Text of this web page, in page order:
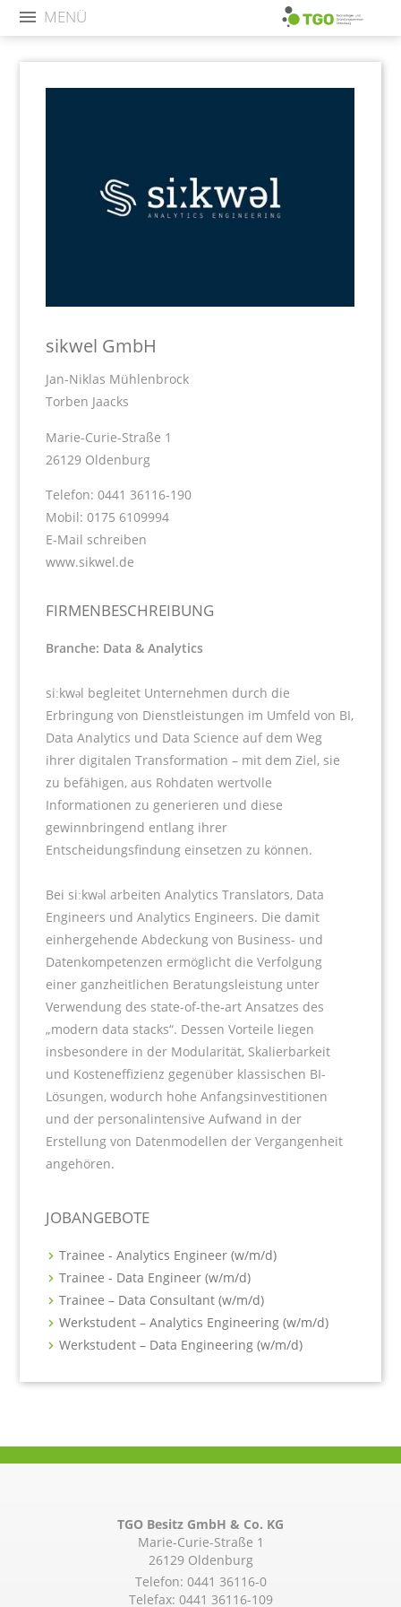
MENÜ
sikwel GmbH
Jan-Niklas Mühlenbrock
Torben Jaacks
Marie-Curie-Straße 1
26129 Oldenburg
Telefon: 0441 36116-190
Mobil: 0175 6109994
E-Mail schreiben
www.sikwel.de
FIRMENBESCHREIBUNG
Branche: Data & Analytics
siːkwəl begleitet Unternehmen durch die
Erbringung von Dienstleistungen im Umfeld von BI,
Data Analytics und Data Science auf dem Weg
ihrer digitalen Transformation – mit dem Ziel, sie
zu befähigen, aus Rohdaten wertvolle
Informationen zu generieren und diese
gewinnbringend entlang ihrer
Entscheidungsfindung einsetzen zu können.
Bei siːkwəl arbeiten Analytics Translators, Data
Engineers und Analytics Engineers. Die damit
einhergehende Abdeckung von Business- und
Datenkompetenzen ermöglicht die Verfolgung
einer ganzheitlichen Beratungsleistung unter
Verwendung des state-of-the-art Ansatzes des
„modern data stacks“. Dessen Vorteile liegen
insbesondere in der Modularität, Skalierbarkeit
und Kosteneffizienz gegenüber klassischen BI-
Lösungen, wodurch hohe Anfangsinvestitionen
und der personalintensive Aufwand in der
Erstellung von Datenmodellen der Vergangenheit
angehören.
JOBANGEBOTE
Trainee - Analytics Engineer (w/m/d)
Trainee - Data Engineer (w/m/d)
Trainee – Data Consultant (w/m/d)
Werkstudent – Analytics Engineering (w/m/d)
Werkstudent – Data Engineering (w/m/d)
TGO Besitz GmbH & Co. KG
Marie-Curie-Straße 1
26129 Oldenburg
Telefon: 0441 36116-0
Telefax: 0441 36116-109